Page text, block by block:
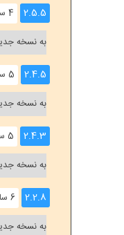
2.5.5 4 سال ago
به نسخه
2.4.5 5 سال ago
به نسخه
2.4.3 5 سال ago
به نسخه
2.2.8 6 سال ago
به نسخه